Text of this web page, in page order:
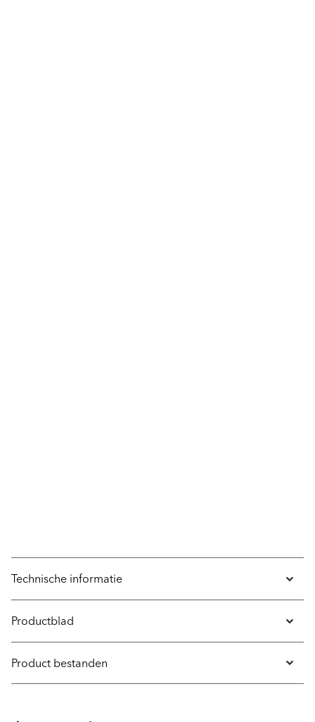
Technische informatie
Productblad
Product bestanden